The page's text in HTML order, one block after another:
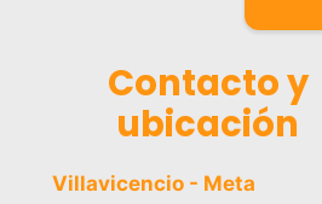
Contacto y
ubicación
Villavicencio - Meta